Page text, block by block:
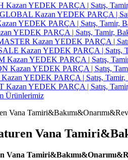
YEDEK PARÇA | Satış,
Kazan YEDEK PARÇA |
YEDEK PARÇA | Satış, Tamir,
YEDEK PARÇA | Satış, Tamir,
Kazan YEDEK PARÇA |
Kazan YEDEK PARÇA | Satış,
Kazan YEDEK PARÇA | Satış,
Kazan YEDEK PARÇA | Satış,
YEDEK PARÇA | Satış, Tamir,
YEDEK PARÇA | Satış,
Ürünlerimiz
Vana